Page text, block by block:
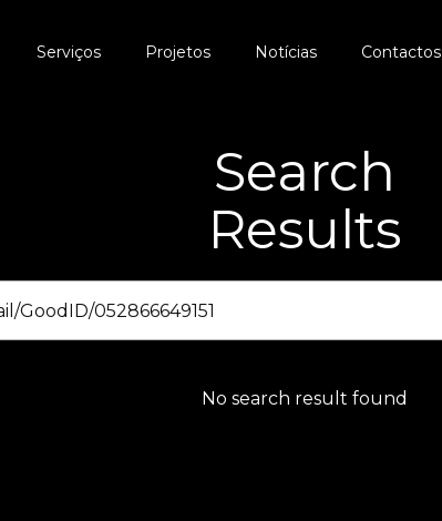
Serviços Projetos Notícias Contactos
Search
Results
No search result found